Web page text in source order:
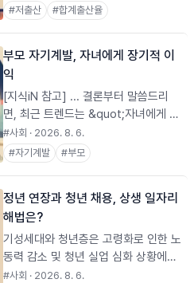
따져본다.
#저출산 #합계출산율
부모 자기계발, 자녀에게 장기적 이
익
[지식iN 참고] ... 결론부터 말씀드리
면, 최근 트렌드는 &quot;자녀에게 올
인하는 것보다 부모 자신의 자기계발에
투자하는 것이 장기적으로 자녀에게도
더 이롭다&quot;는 방향으로 인식이
의 자기계발에 투자할 의향이...
#사회 · 2026. 8. 6.
#자기계발 #부모
정년 연장과 청년 채용, 상생 일자리
해법은?
기성세대와 청년층은 고령화로 인한 노
동력 감소 및 청년 실업 심화 상황에서
모두에게 좋은 일자리를 만들기 위한
#사회 · 2026. 8. 6.